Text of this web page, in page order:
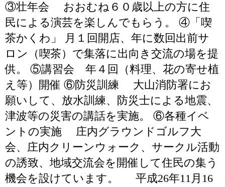
③壮年会 おおむね６０歳以上の方に住
民による演芸を楽しんでもらう。 ④「喫
茶かくわ」 月１回開店、年に数回出前サ
ロン（喫茶）で集落に出向き交流の場を提
供。 ⑤講習会 年４回（料理、花の寄せ植
え等）開催 ⑥防災訓練 大山消防署にお
願いして、放水訓練、防災士による地震、
津波等の災害の講話を実施。 ⑥各種イベ
ントの実施 庄内グラウンドゴルフ大
会、庄内クリーンウォーク、サークル活動
の誘致、地域交流会を開催して住民の集う
機会を設けています。 平成26年11月16